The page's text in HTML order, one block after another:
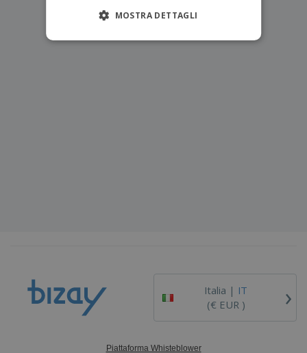
Italia | IT
(€ EUR )
›
Piattaforma Whisteblower
MOSTRA DETTAGLI